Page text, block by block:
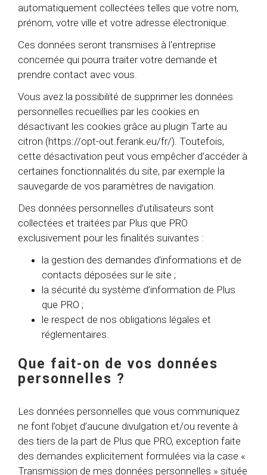
automatiquement collectées telles que votre nom,
prénom, votre ville et votre adresse électronique.
Ces données seront transmises à l'entreprise
concernée qui pourra traiter votre demande et
prendre contact avec vous.
Vous avez la possibilité de supprimer les données
personnelles recueillies par les cookies en
désactivant les cookies grâce au plugin Tarte au
citron (https://opt-out.ferank.eu/fr/). Toutefois,
cette désactivation peut vous empêcher d’accéder à
certaines fonctionnalités du site, par exemple la
sauvegarde de vos paramètres de navigation.
Des données personnelles d’utilisateurs sont
collectées et traitées par Plus que PRO
exclusivement pour les finalités suivantes :
la gestion des demandes d’informations et de
contacts déposées sur le site ;
la sécurité du système d’information de Plus
que PRO ;
le respect de nos obligations légales et
réglementaires.
Que fait-on de vos données
personnelles ?
Les données personnelles que vous communiquez
ne font l’objet d’aucune divulgation et/ou revente à
des tiers de la part de Plus que PRO, exception faite
des demandes explicitement formulées via la case «
Transmission de mes données personnelles » située